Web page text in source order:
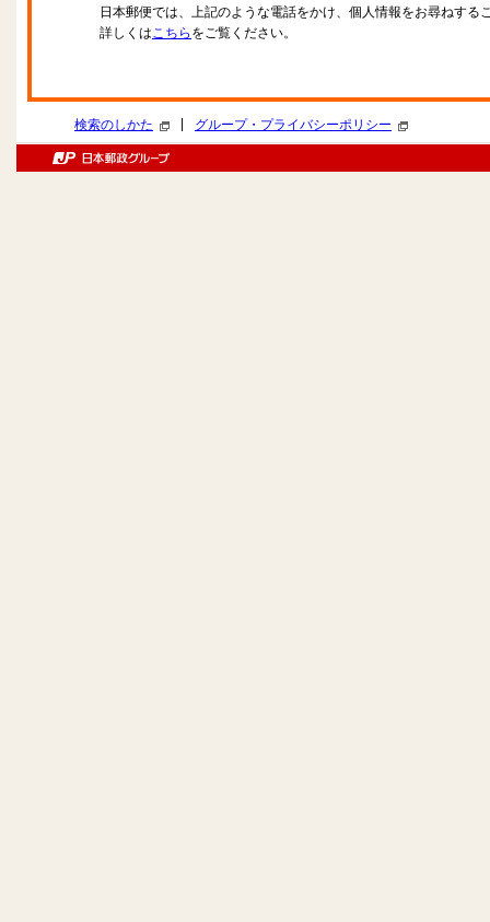
日本郵便では、上記のような電話をかけ、個人情報をお尋ねする
詳しくはこちら をご覧ください。
検索のしかた グループ・プライバシーポリシー